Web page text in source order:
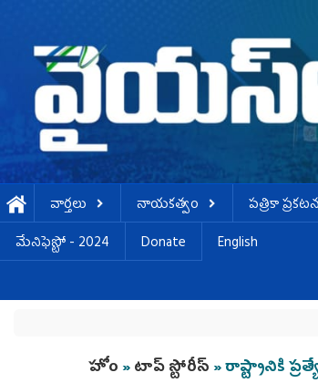
వార్తలు నాయకత్వం పత్రికా
మేనిఫెస్టో - 2024
Donate English
You are here
హోం »టాప్ స్టోరీస్ » రాష్ట్రానికి